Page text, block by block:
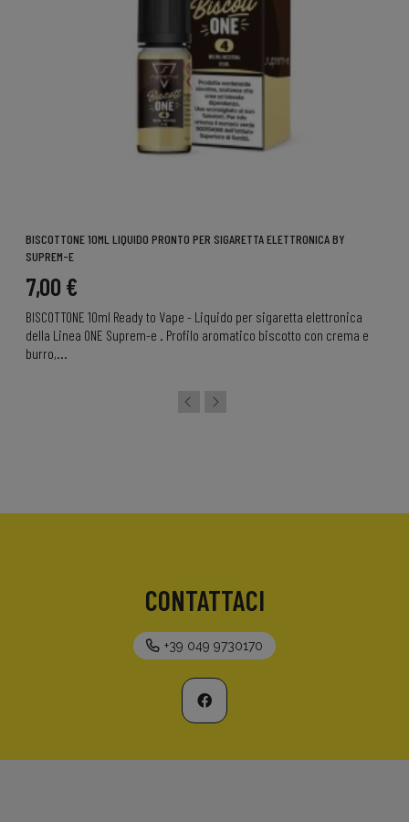
BISCOTTONE 10ML LIQUIDO PRONTO PER SIGARETTA ELETTRONICA BY
SUPREM-E
7,00 €
BISCOTTONE 10ml Ready to Vape - Liquido per sigaretta elettronica
della Linea ONE Suprem-e . Profilo aromatico biscotto con crema e
burro,...
CONTATTACI
+39 049 9730170